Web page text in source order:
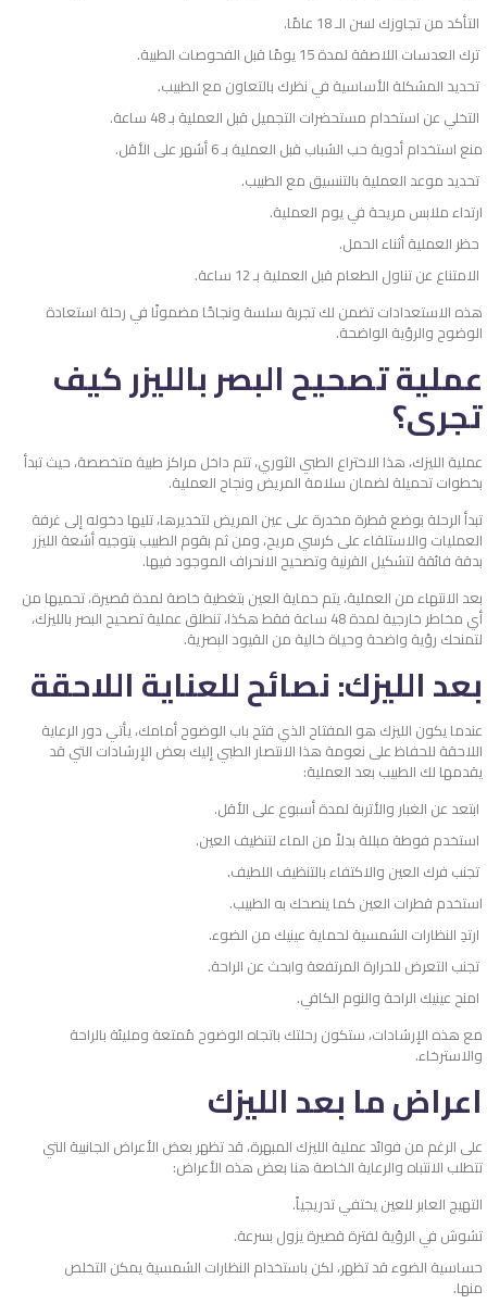
التأكد من تجاوزك لسن الـ 18 عامًا.
ترك العدسات اللاصقة لمدة 15 يومًا قبل الفحوصات الطبية.
تحديد المشكلة الأساسية في نظرك بالتعاون مع الطبيب.
التخلي عن استخدام مستحضرات التجميل قبل العملية بـ 48 ساعة.
منع استخدام أدوية حب الشباب قبل العملية بـ 6 أشهر على الأقل.
تحديد موعد العملية بالتنسيق مع الطبيب.
ارتداء ملابس مريحة في يوم العملية.
حظر العملية أثناء الحمل.
الامتناع عن تناول الطعام قبل العملية بـ 12 ساعة.
هذه الاستعدادات تضمن لك تجربة سلسة ونجاحًا مضمونًا في رحلة استعادة
الوضوح والرؤية الواضحة.
عملية تصحيح البصر بالليزر كيف
تجرى؟
عملية الليزك، هذا الاختراع الطبي الثوري، تتم داخل مراكز طبية متخصصة، حيث تبدأ
بخطوات تحميلة لضمان سلامة المريض ونجاح العملية.
تبدأ الرحلة بوضع قطرة مخدرة على عين المريض لتخديرها، تليها دخوله إلى غرفة
العمليات والاستلقاء على كرسي مريح، ومن ثم بقوم الطبيب بتوجيه أشعة الليزر
بدقة فائقة لتشكيل القرنية وتصحيح الانحراف الموجود فيها.
بعد الانتهاء من العملية، يتم حماية العين بتغطية خاصة لمدة قصيرة، تحميها من
أي مخاطر خارجية لمدة 48 ساعة فقط هكذا، تنطلق عملية تصحيح البصر بالليزك،
لتمنحك رؤية واضحة وحياة خالية من القيود البصرية.
بعد الليزك: نصائح للعناية اللاحقة
عندما يكون الليزك هو المفتاح الذي فتح باب الوضوح أمامك، يأتي دور الرعاية
اللاحقة للحفاظ على نعومة هذا الانتصار الطبي إليك بعض الإرشادات التي قد
يقدمها لك الطبيب بعد العملية:
ابتعد عن الغبار والأتربة لمدة أسبوع على الأقل.
استخدم فوطة مبللة بدلاً من الماء لتنظيف العين.
تجنب فرك العين والاكتفاء بالتنظيف اللطيف.
استخدم قطرات العين كما ينصحك به الطبيب.
ارتدِ النظارات الشمسية لحماية عينيك من الضوء.
تجنب التعرض للحرارة المرتفعة وابحث عن الراحة.
امنح عينيك الراحة والنوم الكافي.
مع هذه الإرشادات، ستكون رحلتك باتجاه الوضوح مُمتعة ومليئة بالراحة
والاسترخاء.
اعراض ما بعد الليزك
على الرغم من فوائد عملية الليزك المبهرة، قد تظهر بعض الأعراض الجانبية التي
تتطلب الانتباه والرعاية الخاصة هنا بعض هذه الأعراض:
التهيج العابر للعين يختفي تدريجياً.
تشوش في الرؤية لفترة قصيرة يزول بسرعة.
حساسية الضوء قد تظهر، لكن باستخدام النظارات الشمسية يمكن التخلص
منها.